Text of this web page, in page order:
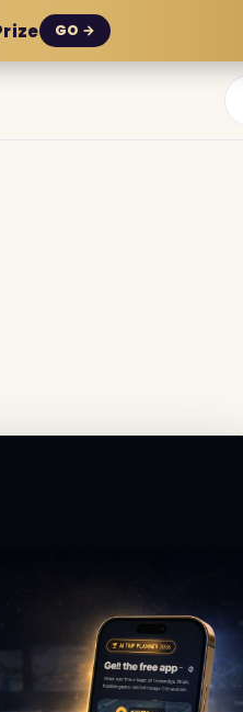
GO →